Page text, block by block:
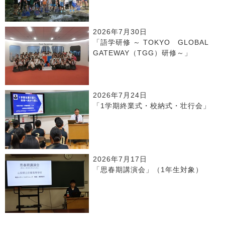
2026年7月30日
「語学研修 ～ TOKYO GLOBAL
GATEWAY（TGG）研修～」
2026年7月24日
「1学期終業式・校納式・壮行会」
2026年7月17日
「思春期講演会」（1年生対象）